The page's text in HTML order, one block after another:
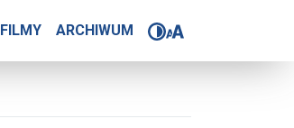
FILMY ARCHIWUM